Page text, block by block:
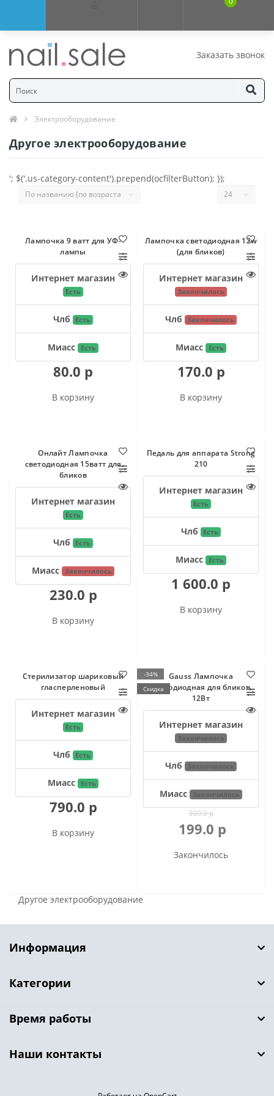
Заказать звонок
Электрооборудование
Другое электрооборудование
'; $('.us-category-content').prepend(ocfilterButton); });
Лампочка 9 ватт для УФ-
лампы
Интернет магазин
Есть
Члб Есть
Миасс Есть
80.0 р
В корзину
Лампочка светодиодная 12w
(для бликов)
Интернет магазин
Закончилось
Члб Закончилось
Миасс Есть
170.0 р
В корзину
Онлайт Лампочка
светодиодная 15ватт для
бликов
Интернет магазин
Есть
Члб Есть
Миасс Закончилось
230.0 р
В корзину
Педаль для аппарата Strong
210
Интернет магазин
Есть
Члб Есть
Миасс Есть
1 600.0 р
В корзину
Стерилизатор шариковый
гласперленовый
Интернет магазин
Есть
Члб Есть
Миасс Есть
790.0 р
В корзину
-34%
Скидка
Gauss Лампочка
светодиодная для бликов
12Вт
Интернет магазин
Закончилось
Члб Закончилось
Миасс Закончилось
300.0 р
199.0 р
Закончилось
Другое электрооборудование
Информация
Категории
Время работы
Наши контакты